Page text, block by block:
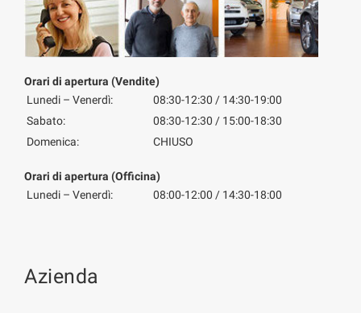
Orari di apertura (Vendite)
Lunedi – Venerdì:
08:30-12:30 / 14:30-19:00
Sabato:
08:30-12:30 / 15:00-18:30
Domenica:
CHIUSO
Orari di apertura (Officina)
Lunedi – Venerdì:
08:00-12:00 / 14:30-18:00
Azienda